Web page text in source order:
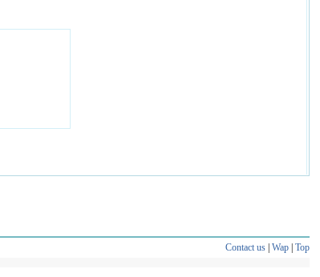
Contact us| Wap| Top